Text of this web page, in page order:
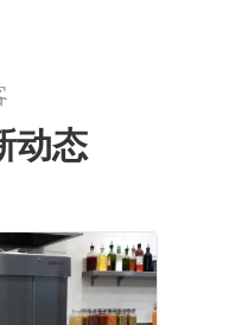
动态